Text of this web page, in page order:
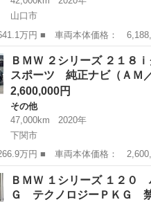
山口市
■ 車種名： ５シリーズ ■ グレ
ｖｅ 後期 レーザーライト ２
ＢＭＷ ２シリーズ ２１８
スポーツ 純正ナビ（ＡＭ
2,600,000円
その他
47,000km
2020年
下関市
■ 車種名： ２シリーズ ■ グレ
Ｍスポーツ 純正ナビ（ＡＭ／Ｆ
ＢＭＷ １シリーズ １２０
Ｇ テクノロジーＰＫＧ